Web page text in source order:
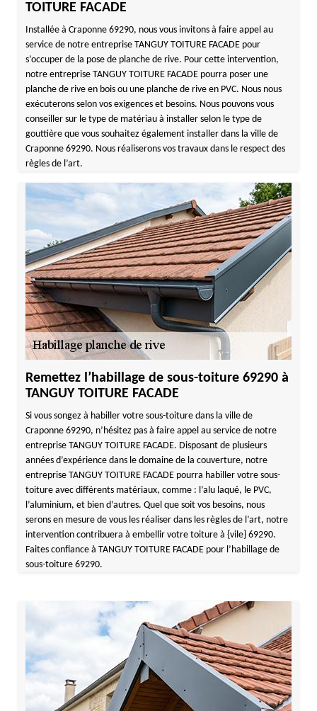
TOITURE FACADE
Installée à Craponne 69290, nous vous invitons à faire appel au
service de notre entreprise TANGUY TOITURE FACADE pour
s’occuper de la pose de planche de rive. Pour cette intervention,
notre entreprise TANGUY TOITURE FACADE pourra poser une
planche de rive en bois ou une planche de rive en PVC. Nous nous
exécuterons selon vos exigences et besoins. Nous pouvons vous
conseiller sur le type de matériau à installer selon le type de
gouttière que vous souhaitez également installer dans la ville de
Craponne 69290. Nous réaliserons vos travaux dans le respect des
règles de l’art.
Remettez l’habillage de sous-toiture 69290 à
TANGUY TOITURE FACADE
Si vous songez à habiller votre sous-toiture dans la ville de
Craponne 69290, n’hésitez pas à faire appel au service de notre
entreprise TANGUY TOITURE FACADE. Disposant de plusieurs
années d’expérience dans le domaine de la couverture, notre
entreprise TANGUY TOITURE FACADE pourra habiller votre sous-
toiture avec différents matériaux, comme : l’alu laqué, le PVC,
l’aluminium, et bien d’autres. Quel que soit vos besoins, nous
serons en mesure de vous les réaliser dans les règles de l’art, notre
intervention contribuera à embellir votre toiture à {vile} 69290.
Faites confiance à TANGUY TOITURE FACADE pour l’habillage de
sous-toiture 69290.